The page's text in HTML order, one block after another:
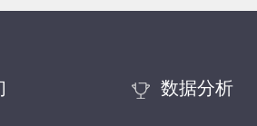
数据分析